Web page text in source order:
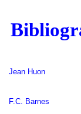
Jean Huon
F.C. Barnes